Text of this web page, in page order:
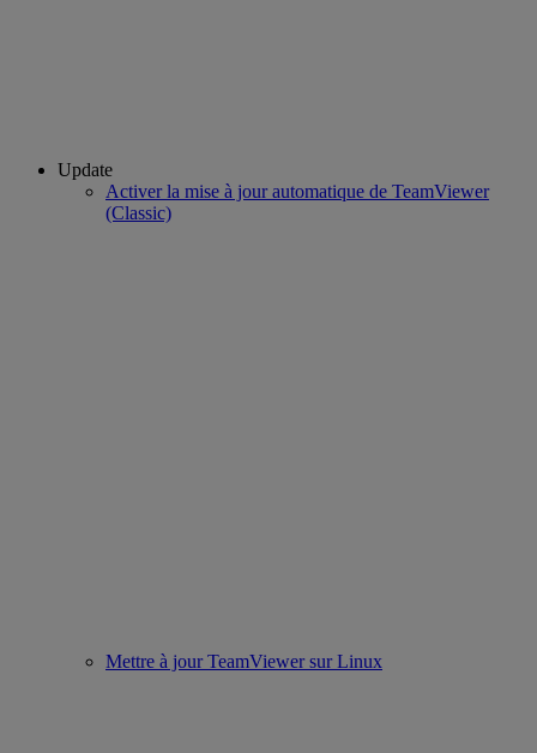
Update
Activer la mise à jour automatique de TeamViewer
(Classic)
Mettre à jour TeamViewer sur Linux